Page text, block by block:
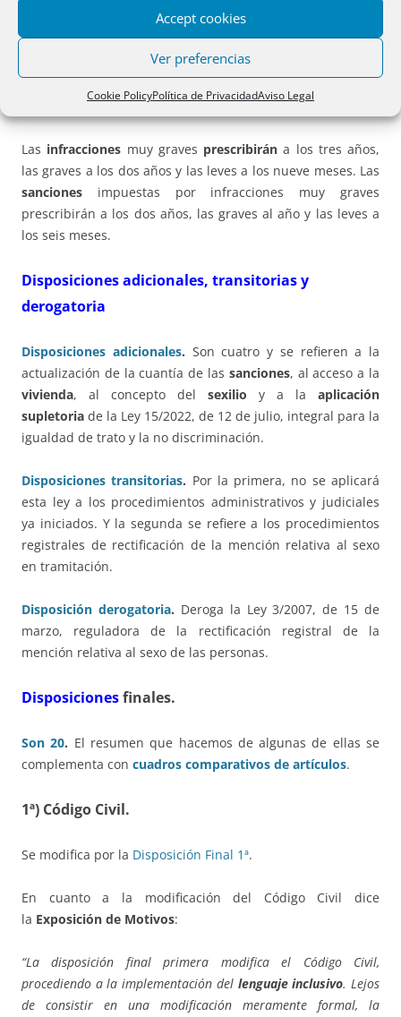
Accept cookies
Ver preferencias
Cookie PolicyPolítica de PrivacidadAviso Legal
Se aplicarán la Ley 39/2015 de Procedimiento
duración máxima del procedimiento será de 6 meses.
Las infracciones muy graves prescribirán a los tres años,
las graves a los dos años y las leves a los nueve meses. Las
sanciones impuestas por infracciones muy graves
prescribirán a los dos años, las graves al año y las leves a
los seis meses.
Disposiciones adicionales, transitorias y
derogatoria
Disposiciones adicionales. Son cuatro y se refieren a la
actualización de la cuantía de las sanciones, al acceso a la
vivienda, al concepto del sexilio y a la aplicación
supletoria de la Ley 15/2022, de 12 de julio, integral para la
igualdad de trato y la no discriminación.
Disposiciones transitorias. Por la primera, no se aplicará
esta ley a los procedimientos administrativos y judiciales
ya iniciados. Y la segunda se refiere a los procedimientos
registrales de rectificación de la mención relativa al sexo
en tramitación.
Disposición derogatoria. Deroga la Ley 3/2007, de 15 de
marzo, reguladora de la rectificación registral de la
mención relativa al sexo de las personas.
Disposicionesfinales.
Son 20. El resumen que hacemos de algunas de ellas se
complementa con cuadros comparativos de artículos.
1ª) Código Civil.
Se modifica por la Disposición Final 1ª.
En cuanto a la modificación del Código Civil dice
la Exposición de Motivos:
“La disposición final primera modifica el Código Civil,
procediendo a la implementación del lenguaje inclusivo. Lejos
de consistir en una modificación meramente formal, la